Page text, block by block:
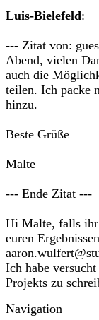
Luis-Bielefeld:
--- Zitat von:
Abend, vielen
auch die
teilen. Ich packe
hinzu.
Beste Grüße
Malte
--- Ende Zitat ---
Hi Malte, falls ihr
euren
Ich habe
Projekts zu
Navigation